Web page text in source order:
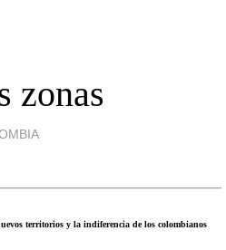
zonas
territorios y la indiferencia de los colombianos